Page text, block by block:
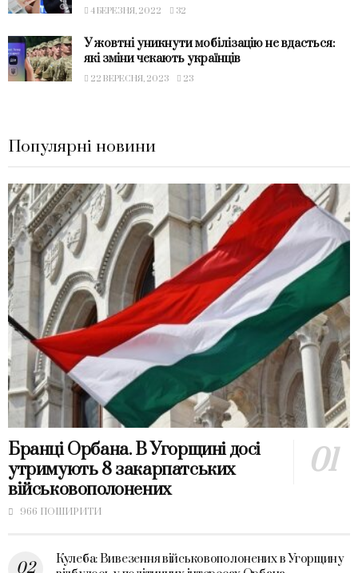
4 БЕРЕЗНЯ, 2022 32
У жовтні уникнути мобілізацію не вдасться:
які зміни чекають українців
22 ВЕРЕСНЯ, 2023 23
Популярні новини
Бранці Орбана. В Угорщині досі
утримують 8 закарпатських
військовополонених
966 ПОШИРИТИ
Кулеба: Вивезення військовополонених в Угорщину